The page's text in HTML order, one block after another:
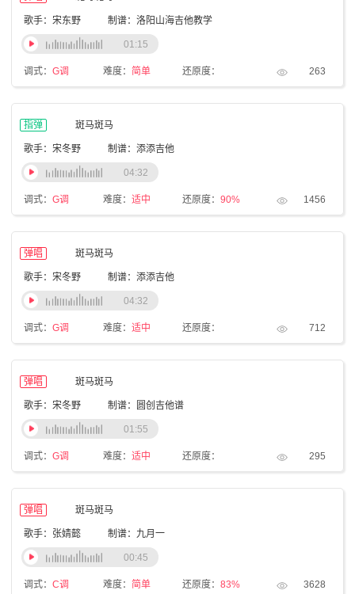
歌手：宋东野 制谱：洛阳山海吉他教学
调式： G调 难度： 简单 还原度： 263
01:15
指弹 斑马斑马
歌手：宋冬野 制谱：添添吉他
调式： G调 难度： 适中 还原度： 90% 1456
04:32
弹唱 斑马斑马
歌手：宋冬野 制谱：添添吉他
调式： G调 难度： 适中 还原度： 712
04:32
弹唱 斑马斑马
歌手：宋冬野 制谱：圆创吉他谱
调式： G调 难度： 适中 还原度： 295
01:55
弹唱 斑马斑马
歌手：张婧懿 制谱：九月一
调式： C调 难度： 简单 还原度： 83% 3628
00:45